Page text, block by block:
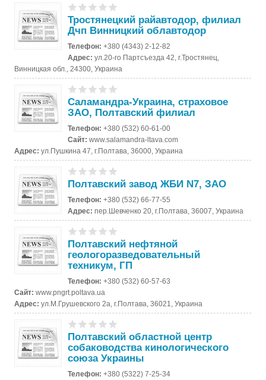
Тростянецкий райавтодор, филиал
Дчп Винницкий облавтодор
Телефон:+380 (4343) 2-12-82
Адрес:ул.20-го Партсъезда 42, г.Тростянец,
Винницкая обл., 24300, Украина
Саламандра-Украина, страховое
ЗАО, Полтавский филиал
Телефон:+380 (532) 60-61-00
Сайт:www.salamandra-ltava.com
Адрес:ул.Пушкина 47, г.Полтава, 36000, Украина
Полтавский завод ЖБИ N7, ЗАО
Телефон:+380 (532) 66-77-55
Адрес:пер.Шевченко 20, г.Полтава, 36007, Украина
Полтавский нефтяной
геологоразведовательный
техникум, ГП
Телефон:+380 (532) 60-57-63
Сайт:www.pngrt.poltava.ua
Адрес:ул.М.Грушевского 2а, г.Полтава, 36021, Украина
Полтавский областной центр
собаководства кинологического
союза Украины
Телефон:+380 (5322) 7-25-34